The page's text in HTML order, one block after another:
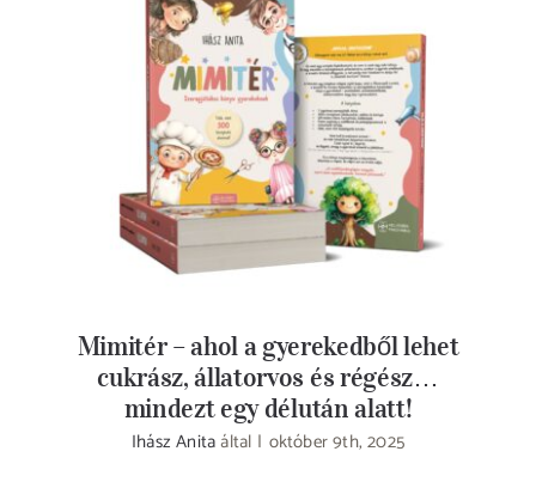
Mimitér – ahol a gyerekedből lehet
cukrász, állatorvos és régész… mindezt egy
délután alatt!
Mimitér – ahol a gyerekedből lehet
cukrász, állatorvos és régész…
mindezt egy délután alatt!
Ihász Anitaáltal | október 9th, 2025